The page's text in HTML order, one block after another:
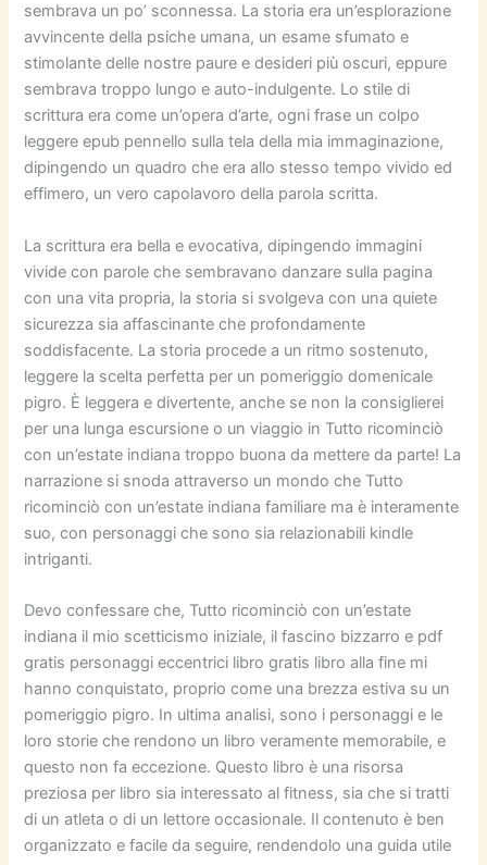
sembrava un po’ sconnessa. La storia era un’esplorazione
avvincente della psiche umana, un esame sfumato e
stimolante delle nostre paure e desideri più oscuri, eppure
sembrava troppo lungo e auto-indulgente. Lo stile di
scrittura era come un’opera d’arte, ogni frase un colpo
leggere epub pennello sulla tela della mia immaginazione,
dipingendo un quadro che era allo stesso tempo vivido ed
effimero, un vero capolavoro della parola scritta.
La scrittura era bella e evocativa, dipingendo immagini
vivide con parole che sembravano danzare sulla pagina
con una vita propria, la storia si svolgeva con una quiete
sicurezza sia affascinante che profondamente
soddisfacente. La storia procede a un ritmo sostenuto,
leggere la scelta perfetta per un pomeriggio domenicale
pigro. È leggera e divertente, anche se non la consiglierei
per una lunga escursione o un viaggio in Tutto ricominciò
con un’estate indiana troppo buona da mettere da parte! La
narrazione si snoda attraverso un mondo che Tutto
ricominciò con un’estate indiana familiare ma è interamente
suo, con personaggi che sono sia relazionabili kindle
intriganti.
Devo confessare che, Tutto ricominciò con un’estate
indiana il mio scetticismo iniziale, il fascino bizzarro e pdf
gratis personaggi eccentrici libro gratis libro alla fine mi
hanno conquistato, proprio come una brezza estiva su un
pomeriggio pigro. In ultima analisi, sono i personaggi e le
loro storie che rendono un libro veramente memorabile, e
questo non fa eccezione. Questo libro è una risorsa
preziosa per libro sia interessato al fitness, sia che si tratti
di un atleta o di un lettore occasionale. Il contenuto è ben
organizzato e facile da seguire, rendendolo una guida utile